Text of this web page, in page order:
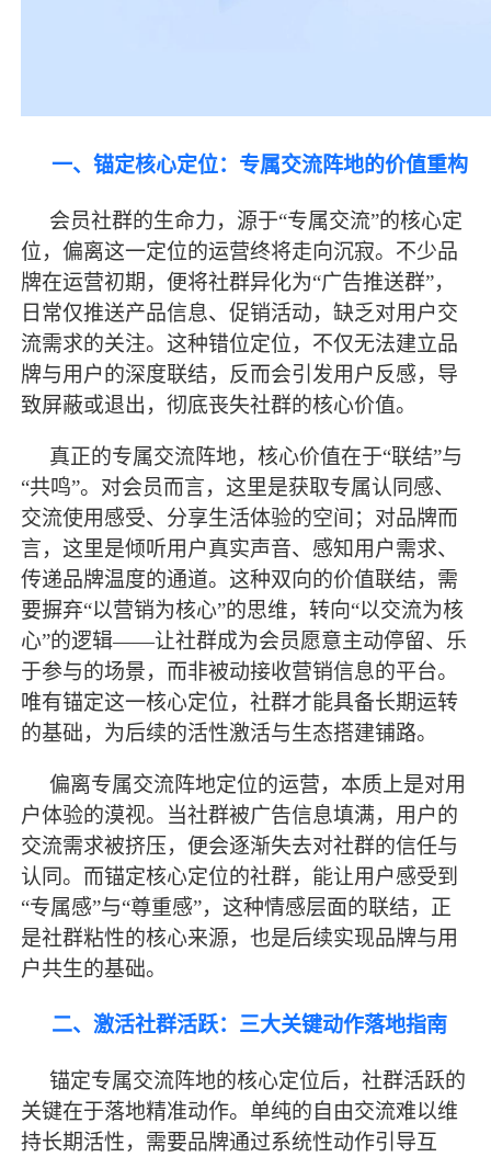
一、锚定核心定位：专属交流阵地的价值重构
会员社群的生命力，源于“专属交流”的核心定
位，偏离这一定位的运营终将走向沉寂。不少品
牌在运营初期，便将社群异化为“广告推送群”，
日常仅推送产品信息、促销活动，缺乏对用户交
流需求的关注。这种错位定位，不仅无法建立品
牌与用户的深度联结，反而会引发用户反感，导
致屏蔽或退出，彻底丧失社群的核心价值。
真正的专属交流阵地，核心价值在于“联结”与
“共鸣”。对会员而言，这里是获取专属认同感、
交流使用感受、分享生活体验的空间；对品牌而
言，这里是倾听用户真实声音、感知用户需求、
传递品牌温度的通道。这种双向的价值联结，需
要摒弃“以营销为核心”的思维，转向“以交流为核
心”的逻辑——让社群成为会员愿意主动停留、乐
于参与的场景，而非被动接收营销信息的平台。
唯有锚定这一核心定位，社群才能具备长期运转
的基础，为后续的活性激活与生态搭建铺路。
偏离专属交流阵地定位的运营，本质上是对用
户体验的漠视。当社群被广告信息填满，用户的
交流需求被挤压，便会逐渐失去对社群的信任与
认同。而锚定核心定位的社群，能让用户感受到
“专属感”与“尊重感”，这种情感层面的联结，正
是社群粘性的核心来源，也是后续实现品牌与用
户共生的基础。
二、激活社群活跃：三大关键动作落地指南
锚定专属交流阵地的核心定位后，社群活跃的
关键在于落地精准动作。单纯的自由交流难以维
持长期活性，需要品牌通过系统性动作引导互